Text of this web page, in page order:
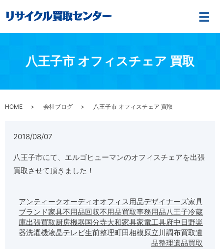
メ
八王子市 オフィスチェア 買取
HOME 会社ブログ 八王子市 オフィスチェア 買取
2018/08/07
八王子市にて、エルゴヒューマンのオフィスチェアを出張
買取させて頂きました！
アンティークオーディオオフィス用品デザイナーズ家具
ブランド家具不用品回収不用品買取事務用品八王子冷蔵
庫出張買取 厨房機器国分寺大和家具家電工具府中 日野楽
器洗濯機液晶テレビ生前整理町田相模原立川調布買取遺
品整理遺品買取